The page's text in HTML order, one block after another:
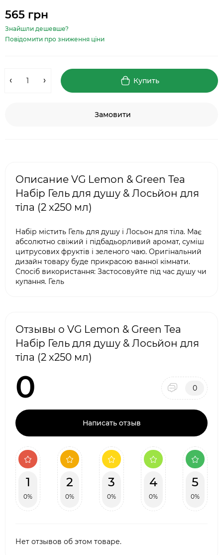
565 грн
Знайшли дешевше?
Повідомити про зниження ціни
Купить
Замовити
Описание VG Lemon & Green Tea
Набір Гель для душу & Лосьйон для
тіла (2 х250 мл)
Набір містить Гель для душу і Лосьон для тіла. Має
абсолютно свіжий і підбадьорливий аромат, суміш
цитрусових фруктів і зеленого чаю. Оригінальний
дизайн товару буде прикрасою ванної кімнати.
Спосіб використання: Застосовуйте під час душу чи
купання. Гель
Отзывы о VG Lemon & Green Tea
Набір Гель для душу & Лосьйон для
тіла (2 х250 мл)
0 0
Написать отзыв
1
0%
2
0%
3
0%
4
0%
5
0%
Нет отзывов об этом товаре.